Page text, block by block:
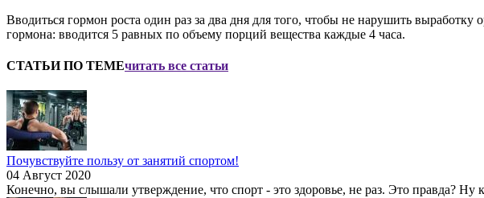
Вводиться гормон роста один раз за два дня для того, чтобы не нарушить
гормона: вводится 5 равных по объему порций вещества каждые 4 часа.
СТАТЬИ ПО ТЕМЕчитать все статьи
Почувствуйте пользу от занятий спортом!
04 Август 2020
Конечно, вы слышали утверждение, что спорт - это здоровье, не раз. Это правда?